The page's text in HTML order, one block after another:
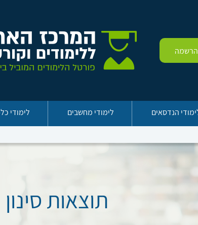
הרשמה
הנדסאים לימודי מחשבים לימודי
תוצאות סינון